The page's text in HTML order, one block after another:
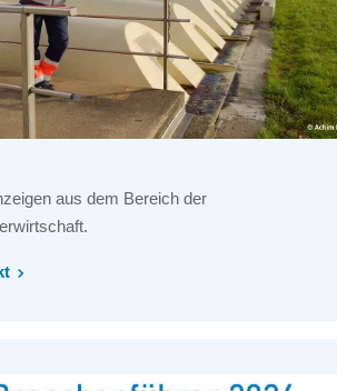
aus dem Bereich der